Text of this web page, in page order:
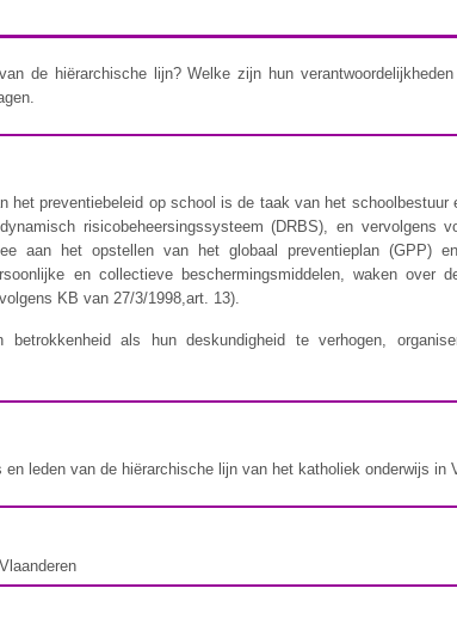
de hiërarchische lijn? Welke zijn hun
het preventiebeleid op school is de taak van het
risicobeheersingssysteem (DRBS), en
aan het opstellen van het globaal preventieplan (GPP)
en collectieve beschermingsmiddelen, waken
KB van 27/3/1998,art. 13).
betrokkenheid als hun deskundigheid te verhogen,
en leden van de hiërarchische lijn van het katholiek onderwijs in